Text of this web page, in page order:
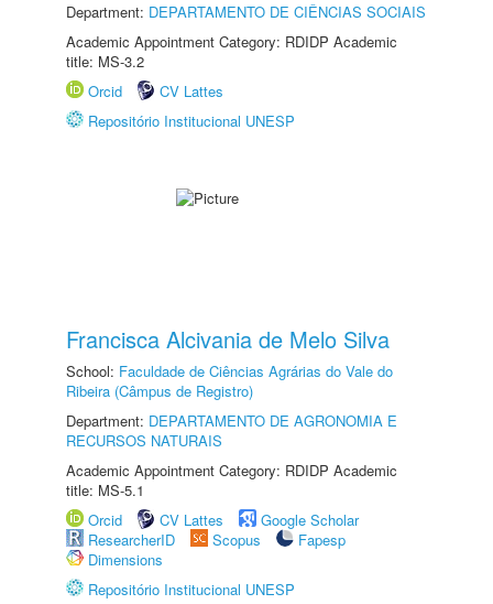
Department: DEPARTAMENTO DE CIÊNCIAS SOCIAIS
Academic Appointment Category: RDIDP Academic
title: MS-3.2
Orcid
CV Lattes
Repositório Institucional UNESP
Francisca Alcivania de Melo Silva
School: Faculdade de Ciências Agrárias do Vale do
Ribeira (Câmpus de Registro)
Department: DEPARTAMENTO DE AGRONOMIA E
RECURSOS NATURAIS
Academic Appointment Category: RDIDP Academic
title: MS-5.1
Orcid
CV Lattes
Google Scholar
ResearcherID
Scopus
Fapesp
Dimensions
Repositório Institucional UNESP